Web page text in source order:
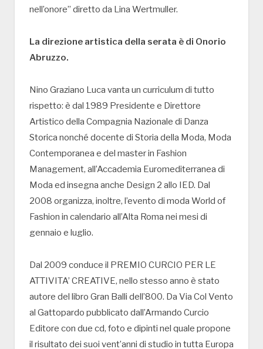
nell’onore” diretto da Lina Wertmuller.
La direzione artistica della serata è di Onorio
Abruzzo.
Nino Graziano Luca vanta un curriculum di tutto
rispetto: è dal 1989 Presidente e Direttore
Artistico della Compagnia Nazionale di Danza
Storica nonché docente di Storia della Moda, Moda
Contemporanea e del master in Fashion
Management, all’Accademia Euromediterranea di
Moda ed insegna anche Design 2 allo IED. Dal
2008 organizza, inoltre, l’evento di moda World of
Fashion in calendario all’Alta Roma nei mesi di
gennaio e luglio.
Dal 2009 conduce il PREMIO CURCIO PER LE
ATTIVITA’ CREATIVE, nello stesso anno è stato
autore del libro Gran Balli dell’800. Da Via Col Vento
al Gattopardo pubblicato dall’Armando Curcio
Editore con due cd, foto e dipinti nel quale propone
il risultato dei suoi vent’anni di studio in tutta Europa